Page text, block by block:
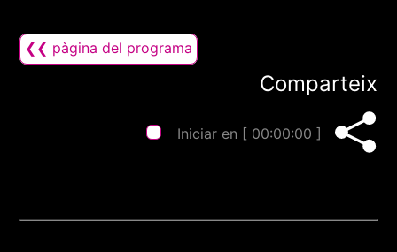
❮❮ pàgina del programa
Comparteix
Iniciar en [ 00:00:00 ]